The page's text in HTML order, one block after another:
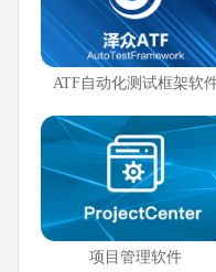
ATF自动化测试框架软
项目管理软件